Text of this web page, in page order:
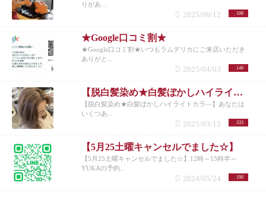
りがあ...
198
2025/06/12
★Google口コミ割★
★Google口コミ割★いつもラムデリカにご来店いただき
ありがと...
146
2025/04/03
【脱白髪染め★白髪ぼかしハイライトカラ―】
【脱白髪染め★白髪ぼかしハイライトカラ―】あなたは
いくつあ...
333
2025/03/12
【5月25土曜キャンセルでました☆】
【5月25土曜キャンセルでました☆】12時～15時半～
YUKAの予約...
190
2024/05/24